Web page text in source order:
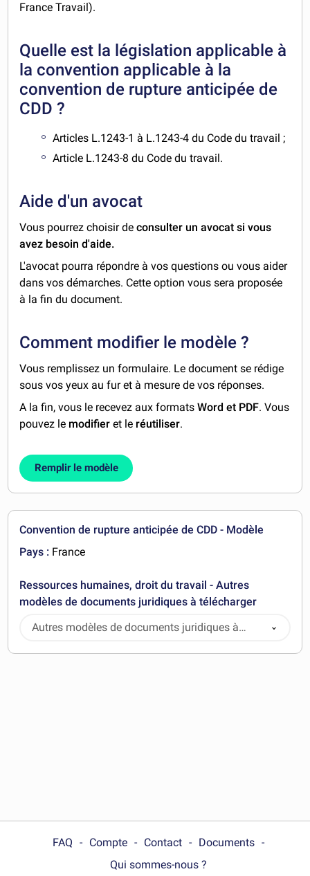
France Travail).
Quelle est la législation applicable à
la convention applicable à la
convention de rupture anticipée de
CDD ?
Articles L.1243-1 à L.1243-4 du Code du travail ;
Article L.1243-8 du Code du travail.
Aide d'un avocat
Vous pourrez choisir deconsulter un avocat si vous
avez besoin d'aide.
L'avocat pourra répondre à vos questions ou vous aider
dans vos démarches. Cette option vous sera proposée
à la fin du document.
Comment modifier le modèle ?
Vous remplissez un formulaire. Le document se rédige
sous vos yeux au fur et à mesure de vos réponses.
A la fin, vous le recevez aux formatsWord et PDF. Vous
pouvez le modifier et le réutiliser.
Remplir le modèle
Convention de rupture anticipée de CDD - Modèle
Pays : France
Ressources humaines, droit du travail - Autres
modèles de documents juridiques à télécharger
Autres modèles de documents juridiques à
télécharger
FAQ Compte Contact
Documents
Qui sommes-nous ?